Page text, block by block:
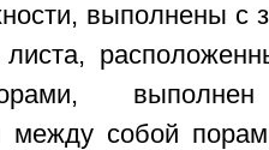
выполнены с
листа,
собой